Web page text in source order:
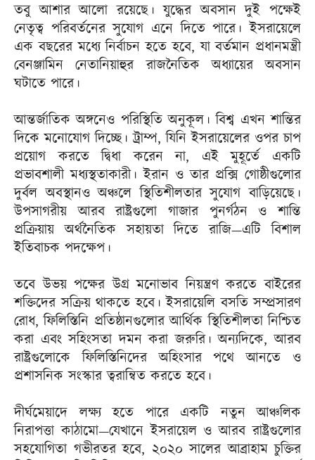
তবু আশার আলো রয়েছে। যুদ্ধের অবসান দুই পক্ষেই
নেতৃত্ব পরিবর্তনের সুযোগ এনে দিতে পারে। ইসরায়েলে
এক বছরের মধ্যে নির্বাচন হতে হবে, যা বর্তমান প্রধানমন্ত্রী
বেনঞ্জামিন নেতানিয়াহুর রাজনৈতিক অধ্যায়ের অবসান
ঘটাতে পারে।
আন্তর্জাতিক অঙ্গনেও পরিস্থিতি অনুকূল। বিশ্ব এখন শান্তির
দিকে মনোযোগ দিচ্ছে। ট্রাম্প, যিনি ইসরায়েলের ওপর চাপ
প্রয়োগ করতে দ্বিধা করেন না, এই মুহূর্তে একটি
প্রভাবশালী মধ্যস্থতাকারী। ইরান ও তার প্রক্সি গোষ্ঠীগুলোর
দুর্বল অবস্থানও অঞ্চলে স্থিতিশীলতার সুযোগ বাড়িয়েছে।
উপসাগরীয় আরব রাষ্ট্রগুলো গাজার পুনর্গঠন ও শান্তি
প্রক্রিয়ায় অর্থনৈতিক সহায়তা দিতে রাজি—এটি বিশাল
ইতিবাচক পদক্ষেপ।
তবে উভয় পক্ষের উগ্র মনোভাব নিয়ন্ত্রণ করতে বাইরের
শক্তিদের সক্রিয় থাকতে হবে। ইসরায়েলি বসতি সম্প্রসারণ
রোধ, ফিলিস্তিনি প্রতিষ্ঠানগুলোর আর্থিক স্থিতিশীলতা নিশ্চিত
করা এবং সহিংসতা দমন করা জরুরি। অন্যদিকে, আরব
রাষ্ট্রগুলোকে ফিলিস্তিনিদের অহিংসার পথে আনতে ও
প্রশাসনিক সংস্কার ত্বরান্বিত করতে হবে।
দীর্ঘমেয়াদে লক্ষ্য হতে পারে একটি নতুন আঞ্চলিক
নিরাপত্তা কাঠামো—যেখানে ইসরায়েল ও আরব রাষ্ট্রগুলোর
সহযোগিতা গভীরতর হবে, ২০২০ সালের আব্রাহাম চুক্তির